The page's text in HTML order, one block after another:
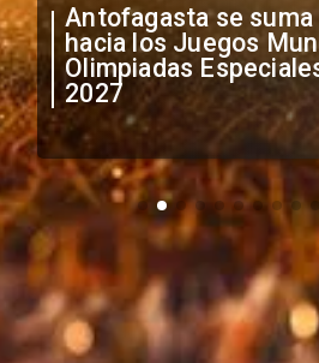
"Falta de
anuncia medidas por
irregular de
extranjeros